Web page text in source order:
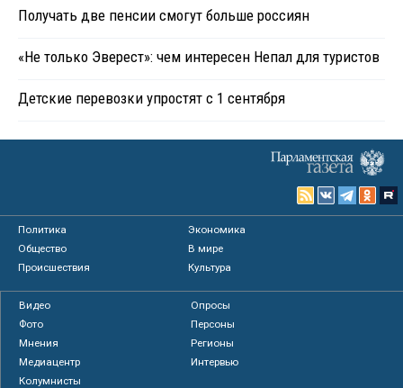
Получать две пенсии смогут больше россиян
«Не только Эверест»: чем интересен Непал для туристов
Детские перевозки упростят с 1 сентября
Политика
Экономика
Общество
В мире
Происшествия
Культура
Видео
Опросы
Фото
Персоны
Мнения
Регионы
Медиацентр
Интервью
Колумнисты